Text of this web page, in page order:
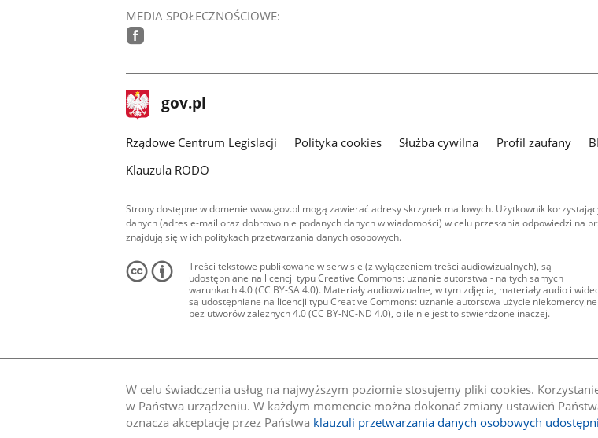
W celu świadczenia usług na najwyższym poziomie stosujemy pliki cookies.
w Państwa urządzeniu. W każdym momencie można dokonać zmiany ustawień
oznacza akceptację przez Państwa klauzuli przetwarzania danych osobowych
MEDIA SPOŁECZNOŚCIOWE:
stopka
gov.pl Strona
gov.pl
Rządowe Centrum Legislacji Polityka cookies Służba cywilna Profil zaufany
Klauzula RODO
Strony dostępne w domenie www.gov.pl mogą zawierać adresy skrzynek mailowych. Użytkownik
danych (adres e-mail oraz dobrowolnie podanych danych w wiadomości) w celu przesłania odpowiedzi na
znajdują się w ich politykach przetwarzania danych osobowych.
Treści tekstowe publikowane w serwisie (z wyłączeniem treści audiowizualnych), są
udostępniane na licencji typu Creative Commons: uznanie autorstwa - na tych samych
warunkach 4.0 (CC BY-SA 4.0). Materiały audiowizualne, w tym zdjęcia, materiały audio i
są udostępniane na licencji typu Creative Commons: uznanie autorstwa użycie
bez utworów zależnych 4.0 (CC BY-NC-ND 4.0), o ile nie jest to stwierdzone inaczej.